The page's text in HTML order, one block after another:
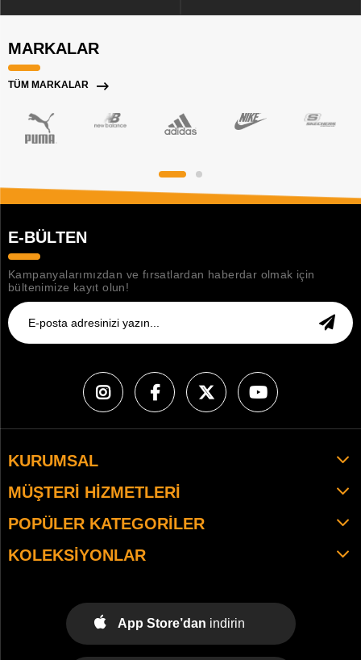
MARKALAR
TÜM MARKALAR
E-BÜLTEN
Kampanyalarımızdan ve fırsatlardan haberdar olmak için
bültenimize kayıt olun!
KURUMSAL
MÜŞTERI HIZMETLERI
POPÜLER KATEGORILER
KOLEKSIYONLAR
App Store’dan indirin